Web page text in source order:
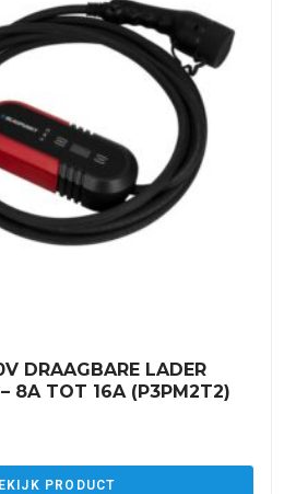
DRAAGBARE LADER
8A TOT 16A (P3PM2T2)
PRODUCT